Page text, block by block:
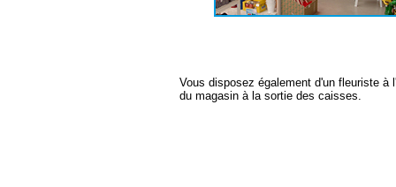
Vous disposez également d'un fleuriste à
du magasin à la sortie des caisses.